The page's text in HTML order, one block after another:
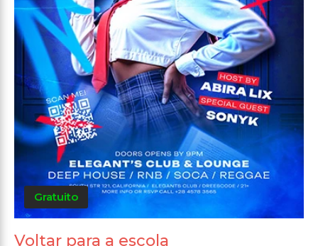
Gratuito
Voltar para a escola